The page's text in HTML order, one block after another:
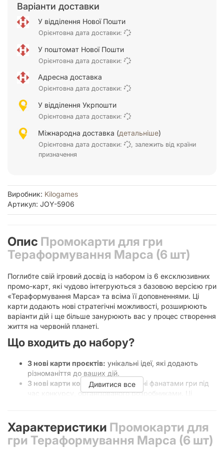
Варіанти доставки
У відділення Нової Пошти
Орієнтовна дата доставки:
У поштомат Нової Пошти
Орієнтовна дата доставки:
Адресна доставка
Орієнтовна дата доставки:
У відділення Укрпошти
Орієнтовна дата доставки:
Міжнародна доставка (детальніше)
Орієнтовна дата доставки:
, залежить від країни
призначення
Виробник: Kilogames
Артикул: JOY-5906
Опис Промокарти для гри
Тераформування Марса (6 шт)
Поглибте свій ігровий досвід із набором із 6 ексклюзивних
промо-карт, які чудово інтегруються з базовою версією гри
«Тераформування Марса» та всіма її доповненнями. Ці
карти додають нові стратегічні можливості, розширюють
варіанти дій і ще більше занурюють вас у процес створення
життя на червоній планеті.
Що входить до набору?
3 нові карти проєктів: унікальні ідеї, які додають
різноманіття до ваших дій.
3 нові карти корпорацій:створені фанатами гри під
час конкурсу, організованого розробниками. Ці
Нові корпорації
Дивитися все
Характеристики Промокарти для
гри Тераформування Марса (6 шт)